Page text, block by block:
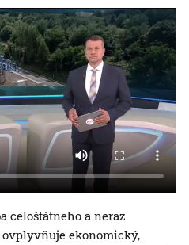
celoštátneho a neraz
ekonomický,